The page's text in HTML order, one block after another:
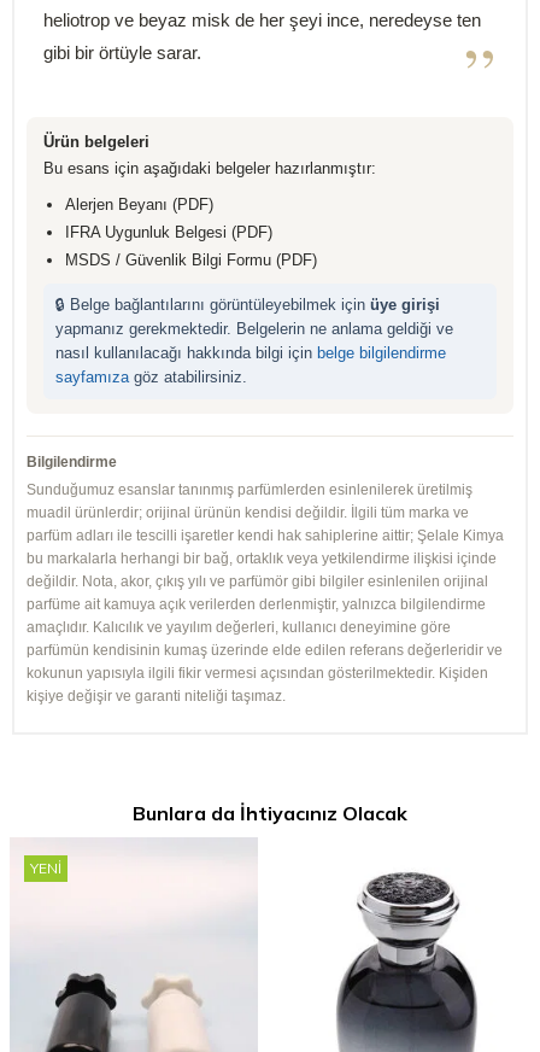
heliotrop ve beyaz misk de her şeyi ince, neredeyse ten
gibi bir örtüyle sarar.
”
Ürün belgeleri
Bu esans için aşağıdaki belgeler hazırlanmıştır:
Alerjen Beyanı (PDF)
IFRA Uygunluk Belgesi (PDF)
MSDS / Güvenlik Bilgi Formu (PDF)
🔒 Belge bağlantılarını görüntüleyebilmek için üye girişi
yapmanız gerekmektedir. Belgelerin ne anlama geldiği ve
nasıl kullanılacağı hakkında bilgi için belge bilgilendirme
sayfamızagöz atabilirsiniz.
Bilgilendirme
Sunduğumuz esanslar tanınmış parfümlerden esinlenilerek üretilmiş
muadil ürünlerdir; orijinal ürünün kendisi değildir. İlgili tüm marka ve
parfüm adları ile tescilli işaretler kendi hak sahiplerine aittir; Şelale Kimya
bu markalarla herhangi bir bağ, ortaklık veya yetkilendirme ilişkisi içinde
değildir. Nota, akor, çıkış yılı ve parfümör gibi bilgiler esinlenilen orijinal
parfüme ait kamuya açık verilerden derlenmiştir, yalnızca bilgilendirme
amaçlıdır. Kalıcılık ve yayılım değerleri, kullanıcı deneyimine göre
parfümün kendisinin kumaş üzerinde elde edilen referans değerleridir ve
kokunun yapısıyla ilgili fikir vermesi açısından gösterilmektedir. Kişiden
kişiye değişir ve garanti niteliği taşımaz.
Bunlara da İhtiyacınız Olacak
YENI